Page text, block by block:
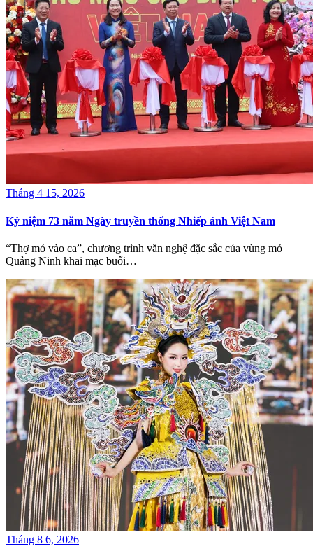
Tháng 4 15, 2026
Kỷ niệm 73 năm Ngày truyền thống Nhiếp ảnh Việt Nam
“Thợ mỏ vào ca”, chương trình văn nghệ đặc sắc của vùng mỏ
Quảng Ninh khai mạc buổi…
Tháng 8 6, 2026